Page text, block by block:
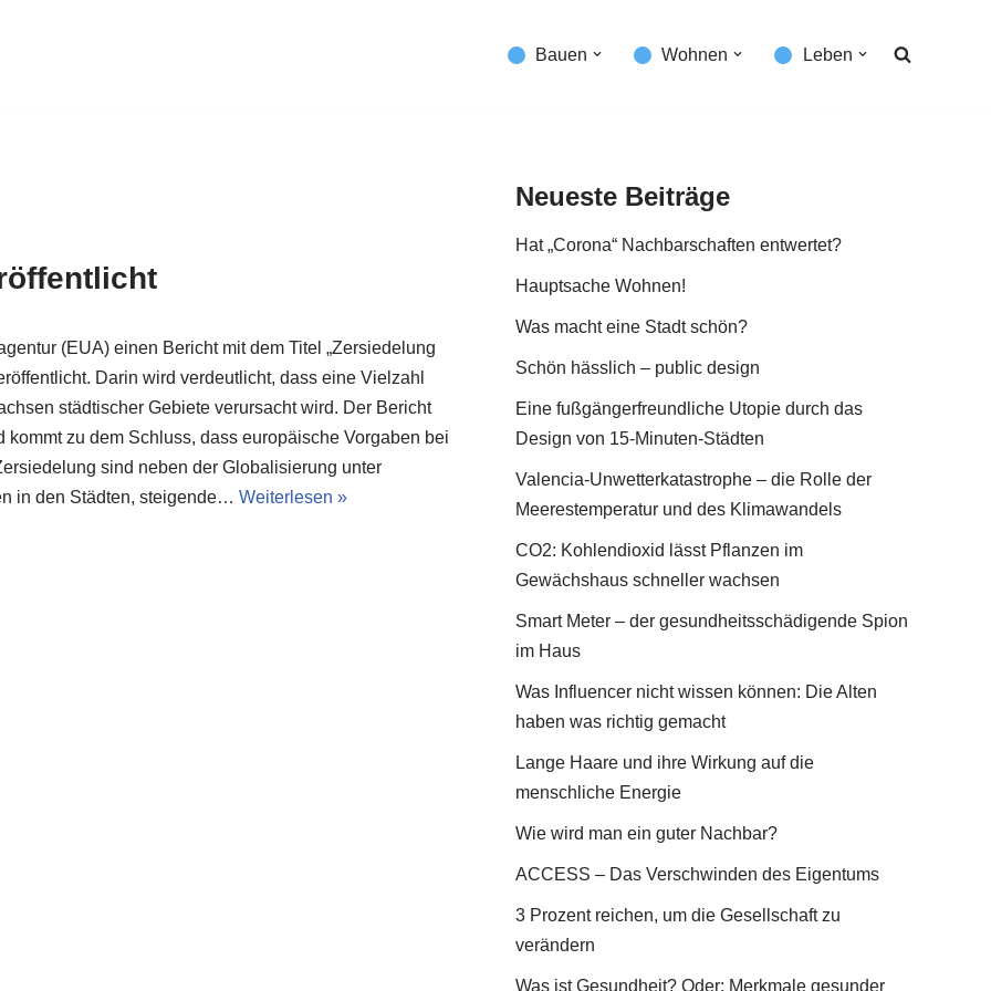
Bauen Wohnen Leben
(EUA) einen Bericht mit dem Titel „Zersiedelung
Darin wird verdeutlicht, dass eine Vielzahl
städtischer Gebiete verursacht wird. Der Bericht
zu dem Schluss, dass europäische Vorgaben bei
sind neben der Globalisierung unter
in den Städten, steigende… Weiterlesen »
Neueste Beiträge
Hat „Corona“ Nachbarschaften entwertet?
Hauptsache Wohnen!
Was macht eine Stadt schön?
Schön hässlich – public design
Eine fußgängerfreundliche Utopie durch das
Design von 15-Minuten-Städten
Valencia-Unwetterkatastrophe – die Rolle der
Meerestemperatur und des Klimawandels
CO2: Kohlendioxid lässt Pflanzen im
Gewächshaus schneller wachsen
Smart Meter – der gesundheitsschädigende Spion
im Haus
Was Influencer nicht wissen können: Die Alten
haben was richtig gemacht
Lange Haare und ihre Wirkung auf die
menschliche Energie
Wie wird man ein guter Nachbar?
ACCESS – Das Verschwinden des Eigentums
3 Prozent reichen, um die Gesellschaft zu
verändern
Was ist Gesundheit? Oder: Merkmale gesunder